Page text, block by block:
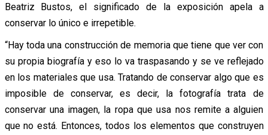
Beatriz Bustos, el significado de la exposición apela a
conservar lo único e irrepetible.
“Hay toda una construcción de memoria que tiene que ver con
su propia biografía y eso lo va traspasando y se ve reflejado
en los materiales que usa. Tratando de conservar algo que es
imposible de conservar, es decir, la fotografía trata de
conservar una imagen, la ropa que usa nos remite a alguien
que no está. Entonces, todos los elementos que construyen